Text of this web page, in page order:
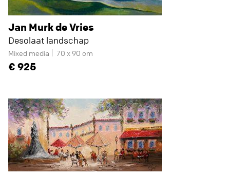
Jan Murk de Vries
Desolaat landschap
Mixed media 70 x 90 cm
925